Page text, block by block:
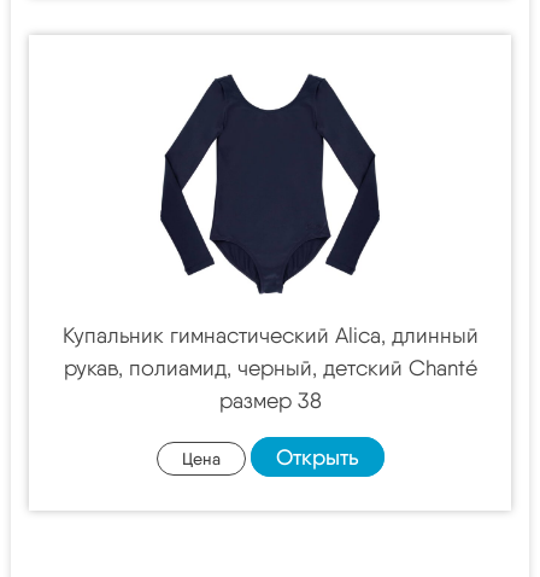
Купальник гимнастический Alica, длинный
рукав, полиамид, черный, детский Chanté
размер 38
Цена Открыть